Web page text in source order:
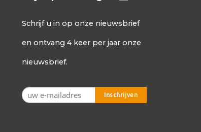
Schrijf u in op onze nieuwsbrief
en ontvang 4 keer per jaar onze
nieuwsbrief.